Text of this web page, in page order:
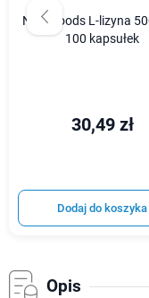
Now Foods L-lizyna
100 kapsułek
30,49 zł
Dodaj do koszyka
Opis